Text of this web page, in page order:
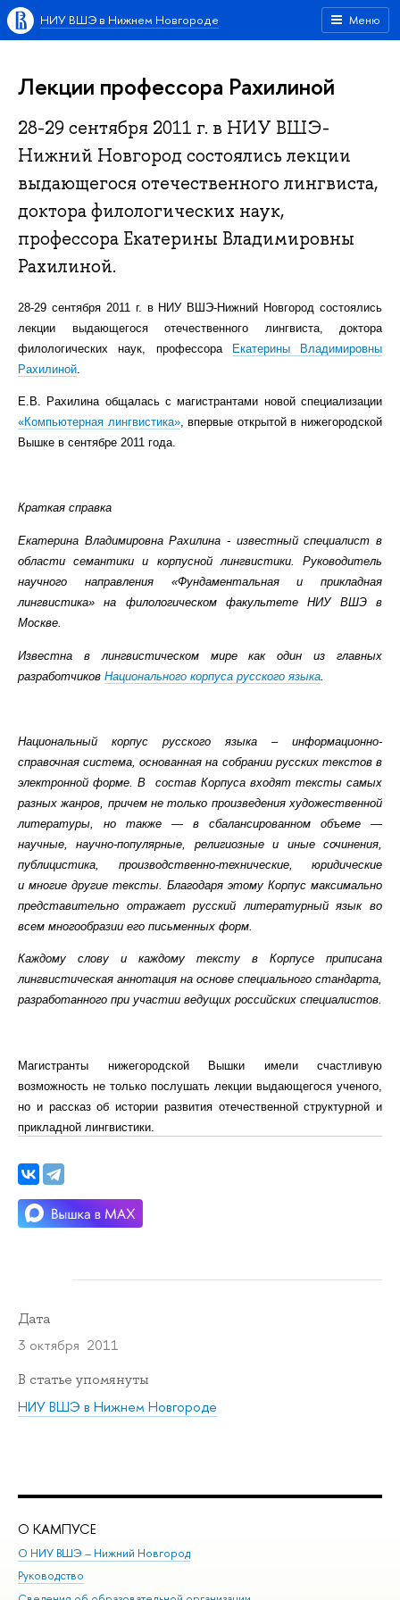
Меню
НИУ ВШЭ в Нижнем Новгороде
Лекции профессора Рахилиной
28-29 сентября 2011 г. в НИУ ВШЭ-
Нижний Новгород состоялись лекции
выдающегося отечественного лингвиста,
доктора филологических наук,
профессора Екатерины Владимировны
Рахилиной.
28-29 сентября 2011 г. в НИУ ВШЭ-Нижний Новгород состоялись
лекции выдающегося отечественного лингвиста, доктора
филологических наук, профессора Екатерины Владимировны
Рахилиной
Е.В. Рахилина общалась с магистрантами новой специализации
«Компьютерная лингвистика», впервые открытой в нижегородской
Вышке в сентябре 2011 года.
Краткая справка
Екатерина Владимировна Рахилина - известный специалист в
области семантики и корпусной лингвистики.
Руководитель
научного направления «Фундаментальная и прикладная
лингвистика» на филологическом факультете НИУ ВШЭ в
Москве.
Известна в лингвистическом мире как один из главных
разработчиков Национального корпуса русского языка
Национальный корпус русского языка – информационно-
справочная система, основанная на собрании русских текстов в
электронной форме . В состав Корпуса входят тексты самых
разных жанров, причем не только произведения художественной
литературы, но также — в сбалансированном объеме —
научные, научно-популярные, религиозные и иные сочинения,
публицистика, производственно-технические, юридические
и многие другие тексты. Благодаря этому Корпус максимально
представительно отражает русский литературный язык во
всем многообразии его письменных форм.
Каждому слову и каждому тексту в Корпусе приписана
лингвистическая аннотация на основе специального стандарта,
разработанного при участии ведущих российских специалистов.
Магистранты нижегородской Вышки имели счастливую
возможность не только послушать лекции выдающегося ученого,
но и рассказ об истории развития отечественной структурной и
прикладной лингвистики.
Дата
3 октября 2011
В статье упомянуты
НИУ ВШЭ в Нижнем Новгороде
О КАМПУСЕ
О НИУ ВШЭ – Нижний Новгород
Руководство